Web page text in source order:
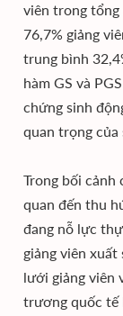
viên trong tổng
76,7% giảng
trung bình
hàm GS và
chứng sinh
quan trọng
Trong bối cảnh
quan đến thu
đang nỗ lực
giảng viên xuất
lưới giảng viên
trương quốc tế